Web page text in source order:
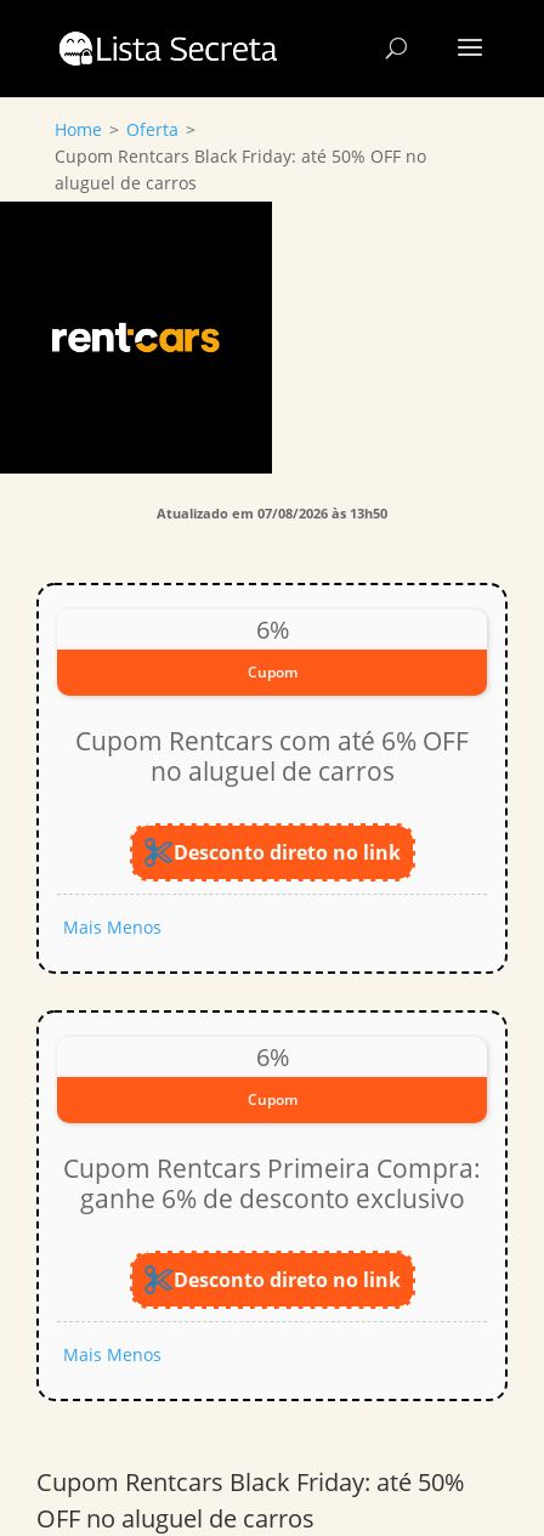
Home > Oferta >
Cupom Rentcars Black Friday: até 50% OFF no
aluguel de carros
Atualizado em 07/08/2026 às 13h50
6%
Cupom
Cupom Rentcars com até 6% OFF
no aluguel de carros
Desconto direto no link
Mais Menos
6%
Cupom
Cupom Rentcars Primeira Compra:
ganhe 6% de desconto exclusivo
Desconto direto no link
Mais Menos
Cupom Rentcars Black Friday: até 50%
OFF no aluguel de carros